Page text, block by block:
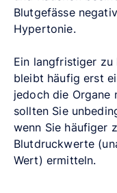
Blutgefässe
Hypertonie.
Ein langfristiger
bleibt häufig erst
jedoch die Organe
sollten Sie
wenn Sie häufiger
Blutdruckwerte
Wert) ermitteln.